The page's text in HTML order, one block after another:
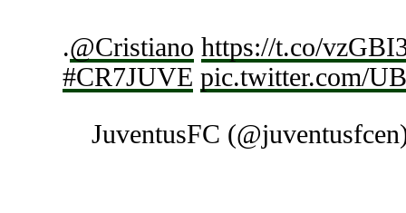
.@Cristiano https://t.co/
#CR7JUVE pic.twitter.com/